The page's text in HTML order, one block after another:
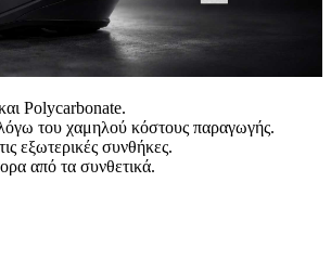
Polycarbonate.
του χαμηλού κόστους παραγωγής.
εξωτερικές συνθήκες.
από τα συνθετικά.